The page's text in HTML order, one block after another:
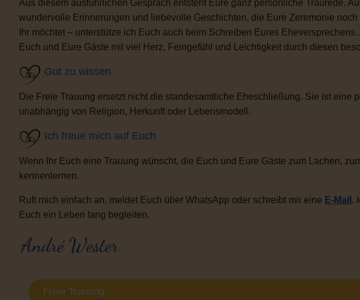
Freie Trauung
Aus diesem ausführlichen Gespräch entsteht Eure ganz persönliche Traurede.
wundervolle Erinnerungen und liebevolle Geschichten, die Eure Zeremonie
Ihr möchtet – unterstütze ich Euch auch beim Schreiben Eures
Euch und Eure Gäste mit viel Herz, Feingefühl und Leichtigkeit durch diesen
Gut zu wissen
Die Freie Trauung ersetzt nicht die standesamtliche Eheschließung. Sie ist
unabhängig von Religion, Herkunft oder Lebensmodell.
Ich freue mich auf Euch
Wenn Ihr Euch eine Trauung wünscht, die Euch und Eure Gäste zum Lachen,
kennenlernen.
Ruft mich einfach an, meldet Euch über WhatsApp oder schreibt mir eine E-Mail .
Euch ein Leben lang begleiten.